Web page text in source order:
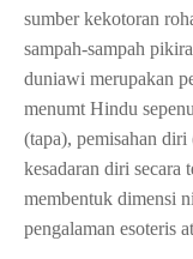
sumber kekotoran
sampah-sampah
duniawi merupakan
menumt Hindu
(tapa), pemisahan
kesadaran diri secara
membentuk dimensi
pengalaman esoteris